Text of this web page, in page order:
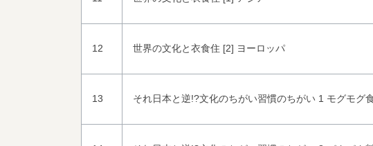
12 世界の文化と衣食住 [2] ヨーロッパ
13 それ日本と逆!?文化のちがい習慣のちがい 1 モグモグ